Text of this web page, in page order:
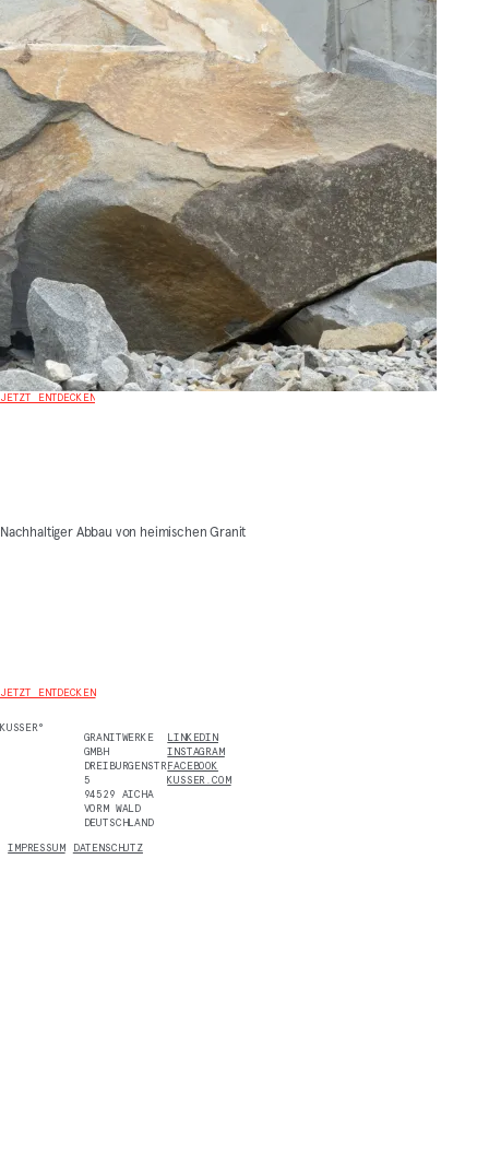
JETZT ENTDECKEN
Nachhaltiger Abbau von heimischen Granit
JETZT ENTDECKEN
KUSSER°
GRANITWERKE
GMBH
DREIBURGENSTR.
5
94529 AICHA
VORM WALD
DEUTSCHLAND
LINKEDIN
INSTAGRAM
FACEBOOK
KUSSER.COM
IMPRESSUM DATENSCHUTZ